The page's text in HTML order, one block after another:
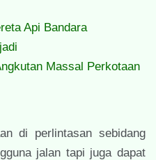
Api Bandara
Massal Perkotaan
di perlintasan sebidang
jalan tapi juga dapat